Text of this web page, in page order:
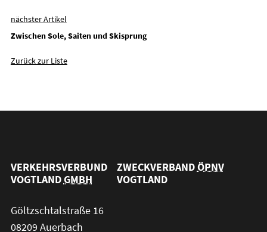
nächster Artikel
Zwischen Sole, Saiten und Skisprung
Zurück zur Liste
VERKEHRSVERBUND
VOGTLANDGMBH
ZWECKVERBANDÖPNV
VOGTLAND
Göltzschtalstraße 16
08209 Auerbach